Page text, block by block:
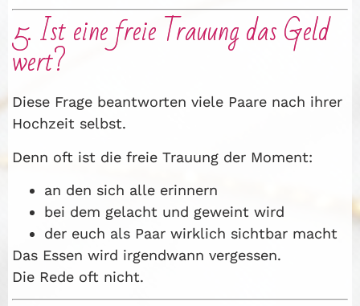
5. Ist eine freie Trauung das Geld
wert?
Diese Frage beantworten viele Paare nach ihrer
Hochzeit selbst.
Denn oft ist die freie Trauung der Moment:
an den sich alle erinnern
bei dem gelacht und geweint wird
der euch als Paar wirklich sichtbar macht
Das Essen wird irgendwann vergessen.
Die Rede oft nicht.